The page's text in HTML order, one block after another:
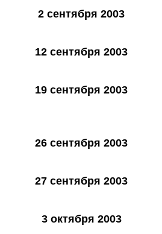
2 сентября 2003
12 сентября 2003
19 сентября 2003
26 сентября 2003
27 сентября 2003
3 октября 2003